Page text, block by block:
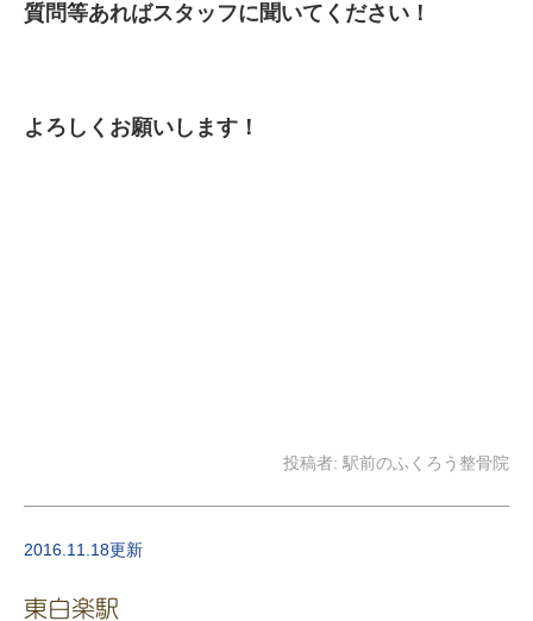
質問等あればスタッフに聞いてください！
よろしくお願いします！
投稿者: 駅前のふくろう整骨院
2016.11.18更新
東白楽駅